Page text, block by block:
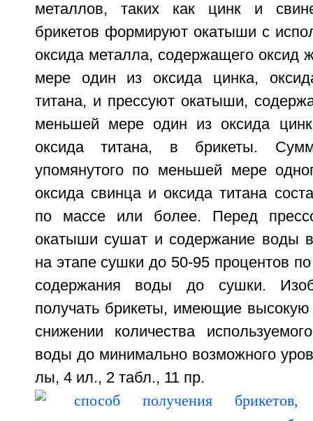
металлов, таких как цинк и
брикетов формируют окатыши с
оксида металла, содержащего оксид
мере один из оксида цинка,
титана, и прессуют окатыши,
меньшей мере один из оксида
оксида титана, в брикеты.
упомянутого по меньшей мере
оксида свинца и оксида титана
по массе или более. Перед
окатыши сушат и содержание воды
на этапе сушки до 50-95 процентов
содержания воды до сушки.
получать брикеты, имеющие
снижении количества
воды до минимально возможного
лы, 4 ил., 2 табл., 11 пр.